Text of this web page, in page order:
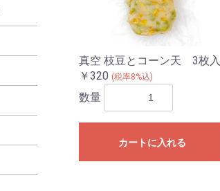
真空 枝豆とコーン天 3枚入
￥320 (税率8%込)
数量
カートに入れる